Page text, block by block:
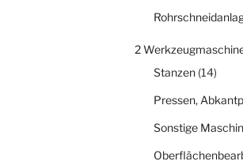
2
Stanzen(14)
Pressen,
Sonstige